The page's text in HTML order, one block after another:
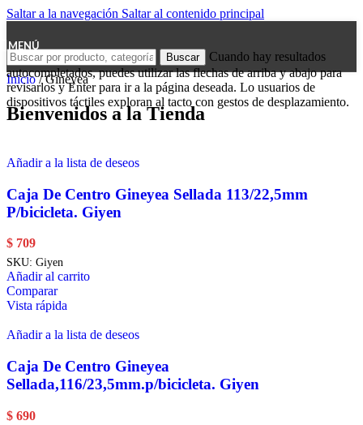
Saltar a la navegación Saltar al contenido principal
MENÚ
Buscar
Cuando hay resultados
autocompletados, puedes utilizar las flechas de arriba y abajo para
revisarlos y Enter para ir a la página deseada. Lo usuarios de
dispositivos táctiles exploran al tacto con gestos de desplazamiento.
Inicio/ Gineyea
Bienvenidos a la Tienda
Añadir a la lista de deseos
Caja De Centro Gineyea Sellada 113/22,5mm
P/bicicleta. Giyen
$ 709
SKU: Giyen
Añadir al carrito
Comparar
Vista rápida
Añadir a la lista de deseos
Caja De Centro Gineyea
Sellada,116/23,5mm.p/bicicleta. Giyen
$ 690